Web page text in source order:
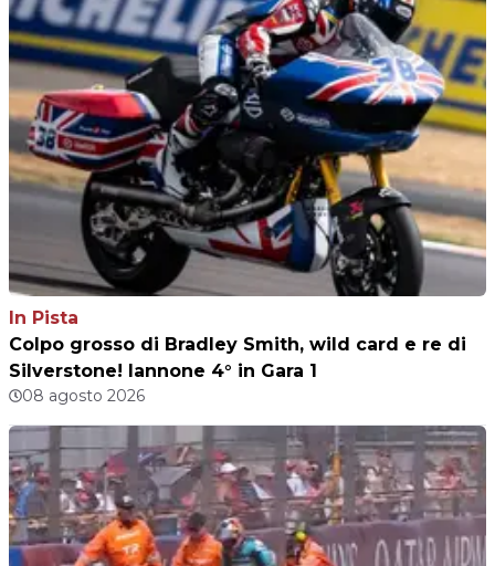
In Pista
Colpo grosso di Bradley Smith, wild card e re di
Silverstone! Iannone 4° in Gara 1
08 agosto 2026